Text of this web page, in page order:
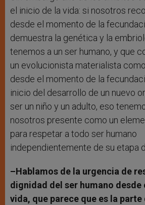
el inicio de la vida: si nosotros
desde el momento de la
demuestra la genética y la
tenemos a un ser humano, y que
un evolucionista materialista
desde el momento de la
inicio del desarrollo de un nuevo
ser un niño y un adulto, eso
nosotros presente como un
para respetar a todo ser humano
independientemente de su etapa
–Hablamos de la urgencia de
dignidad del ser humano desde
vida, que parece que es la parte